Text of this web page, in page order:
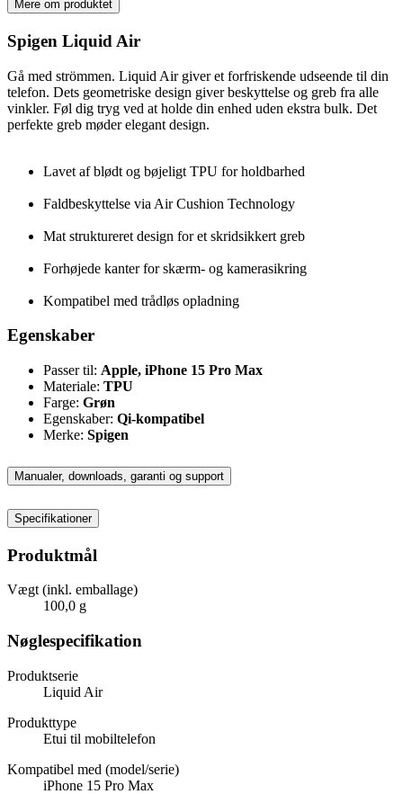
Mere om produktet
Spigen Liquid Air
Gå med strömmen. Liquid Air giver et forfriskende udseende til din
telefon. Dets geometriske design giver beskyttelse og greb fra alle
vinkler. Føl dig tryg ved at holde din enhed uden ekstra bulk. Det
perfekte greb møder elegant design.
Lavet af blødt og bøjeligt TPU for holdbarhed
Faldbeskyttelse via Air Cushion Technology
Mat struktureret design for et skridsikkert greb
Forhøjede kanter for skærm- og kamerasikring
Kompatibel med trådløs opladning
Egenskaber
Passer til: Apple, iPhone 15 Pro Max
Materiale: TPU
Farge: Grøn
Egenskaber: Qi-kompatibel
Merke: Spigen
Manualer, downloads, garanti og support
Specifikationer
Produktmål
Vægt (inkl. emballage)
100,0 g
Nøglespecifikation
Produktserie
Liquid Air
Produkttype
Etui til mobiltelefon
Kompatibel med (model/serie)
iPhone 15 Pro Max